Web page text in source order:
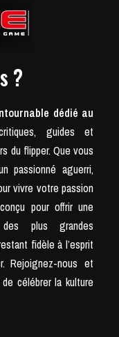
?
dédié au
guides et
du flipper. Que vous
passionné aguerri,
vivre votre passion
pour offrir une
plus grandes
fidèle à l’esprit
Rejoignez-nous et
célébrer la kulture